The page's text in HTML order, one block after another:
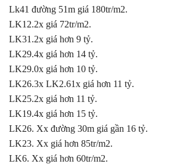
Lk41 đường 51m giá 180tr/m2.
LK12.2x giá 72tr/m2.
LK31.2x giá hơn 9 tỷ.
LK29.4x giá hơn 14 tỷ.
LK29.0x giá hơn 10 tỷ.
LK26.3x LK2.61x giá hơn 11 tỷ.
LK25.2x giá hơn 11 tỷ.
LK19.4x giá hơn 15 tỷ.
LK26. Xx đường 30m giá gần 16 tỷ.
LK23. Xx giá hơn 85tr/m2.
LK6. Xx giá hơn 60tr/m2.